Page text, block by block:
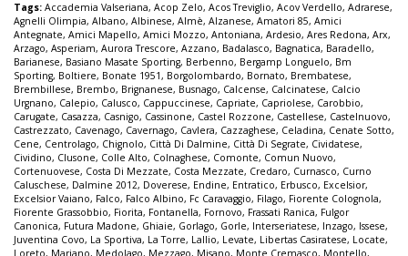
Tags: Accademia Valseriana, Acop Zelo, Acos Treviglio, Acov Verdello, Adrarese,
Agnelli Olimpia, Albano, Albinese, Almè, Alzanese, Amatori 85, Amici
Antegnate, Amici Mapello, Amici Mozzo, Antoniana, Ardesio, Ares Redona, Arx,
Arzago, Asperiam, Aurora Trescore, Azzano, Badalasco, Bagnatica, Baradello,
Barianese, Basiano Masate Sporting, Berbenno, Bergamp Longuelo, Bm
Sporting, Boltiere, Bonate 1951, Borgolombardo, Bornato, Brembatese,
Brembillese, Brembo, Brignanese, Busnago, Calcense, Calcinatese, Calcio
Urgnano, Calepio, Calusco, Cappuccinese, Capriate, Capriolese, Carobbio,
Carugate, Casazza, Casnigo, Cassinone, Castel Rozzone, Castellese, Castelnuovo,
Castrezzato, Cavenago, Cavernago, Cavlera, Cazzaghese, Celadina, Cenate Sotto,
Cene, Centrolago, Chignolo, Città Di Dalmine, Città Di Segrate, Cividatese,
Cividino, Clusone, Colle Alto, Colnaghese, Comonte, Comun Nuovo,
Cortenuovese, Costa Di Mezzate, Costa Mezzate, Credaro, Curnasco, Curno
Caluschese, Dalmine 2012, Doverese, Endine, Entratico, Erbusco, Excelsior,
Excelsior Vaiano, Falco, Falco Albino, Fc Caravaggio, Filago, Fiorente Colognola,
Fiorente Grassobbio, Fiorita, Fontanella, Fornovo, Frassati Ranica, Fulgor
Canonica, Futura Madone, Ghiaie, Gorlago, Gorle, Interseriatese, Inzago, Issese,
Juventina Covo, La Sportiva, La Torre, Lallio, Levate, Libertas Casiratese, Locate,
Loreto, Mariano, Medolago, Mezzago, Misano, Monte Cremasco, Montello,